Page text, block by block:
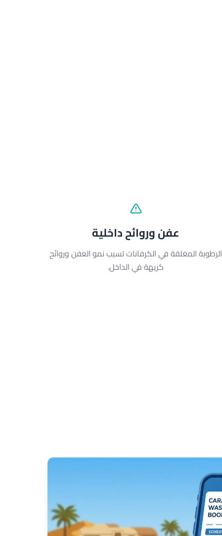
عفن وروائح داخلية
الرطوبة المغلقة في الكرفانات تسبب نمو العفن وروائح
كريهة في الداخل.